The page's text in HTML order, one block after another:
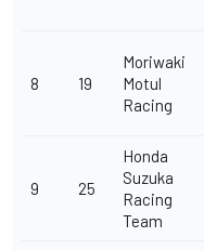
8 19
Moriwaki
Motul
Racing
9 25
Honda
Suzuka
Racing
Team